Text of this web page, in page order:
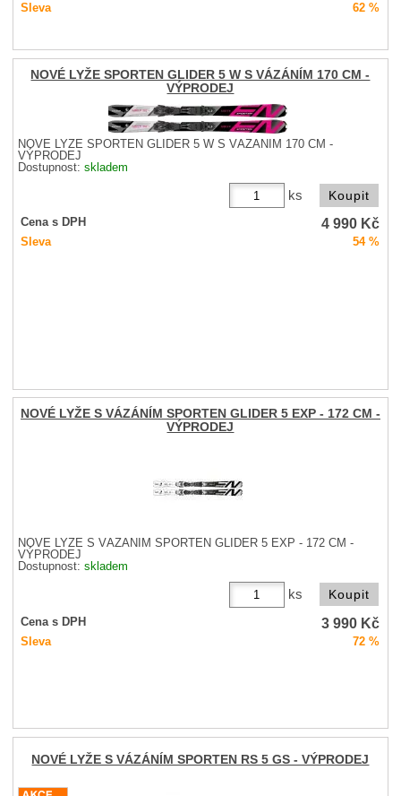
Sleva 62 %
NOVÉ LYŽE SPORTEN GLIDER 5 W S VÁZÁNÍM 170 CM -
VÝPRODEJ
NOVÉ LYŽE SPORTEN GLIDER 5 W S VÁZÁNÍM 170 CM -
VÝPRODEJ
Dostupnost:skladem
ks
Cena s DPH 4 990 Kč
Sleva 54 %
NOVÉ LYŽE S VÁZÁNÍM SPORTEN GLIDER 5 EXP - 172 CM -
VÝPRODEJ
NOVÉ LYŽE S VÁZÁNÍM SPORTEN GLIDER 5 EXP - 172 CM -
VÝPRODEJ
Dostupnost:skladem
ks
Cena s DPH 3 990 Kč
Sleva 72 %
NOVÉ LYŽE S VÁZÁNÍM SPORTEN RS 5 GS - VÝPRODEJ